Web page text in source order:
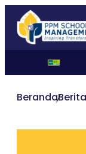
Beranda